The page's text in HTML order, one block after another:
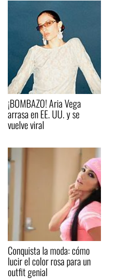
¡BOMBAZO! Aria Vega
arrasa en EE. UU. y se
vuelve viral
Conquista la moda: cómo
lucir el color rosa para un
outfit genial